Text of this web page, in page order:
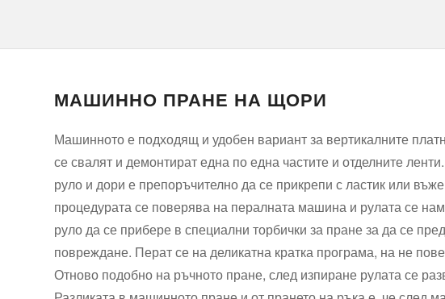
МАШИННО ПРАНЕ НА ЩОРИ
Машинното е подходящ и удобен вариант за вертикалните
се свалят и демонтират една по една частите и отделните
руло и дори е препоръчително да се прикрепи с ластик или
процедурата се поверява на пералната машина и рулата се
руло да се прибере в специални торбички за пране за да се
повреждане. Перат се на деликатна кратка програма, на не
Отново подобно на ръчното пране, след изпиране рулата се